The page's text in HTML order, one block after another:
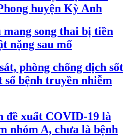
huyện Kỳ Anh
mang song thai bị tiền
nặng sau mổ
phòng chống dịch sốt
số bệnh truyền nhiễm
đề xuất COVID-19 là
nhóm A, chưa là bệnh